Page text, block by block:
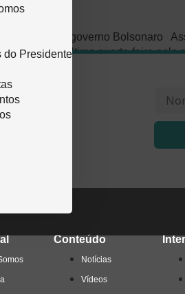
do Presidente
reforma do governo Bolsonaro
na última quarta-feira
[…]
Conteúdo
Notícias
Vídeos